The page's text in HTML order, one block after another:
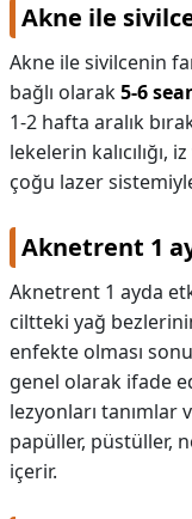
Akne ile
Akne ile sivilcenin
bağlı olarak5-6
1-2 hafta aralık
lekelerin kalıcılığı,
çoğu lazer
Aknetrent 1
Aknetrent 1 ayda
ciltteki yağ
enfekte olması
genel olarak ifade
lezyonları tanımlar
papüller, püstüller,
içerir.